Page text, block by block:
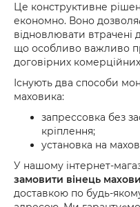
Це конструктивне
економно. Воно
відновлювати
що особливо важливо
договірних
Існують два способи
маховика:
запрессовка без
кріплення;
установка на
У нашому інтернет-
замовити вінець
доставкою по будь-